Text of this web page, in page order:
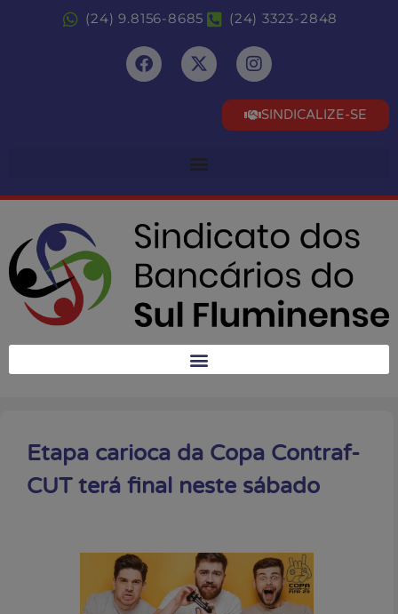
(24) 9.8156-8685 (24) 3323-2848
SINDICALIZE-SE
Etapa carioca da Copa Contraf-
CUT terá final neste sábado